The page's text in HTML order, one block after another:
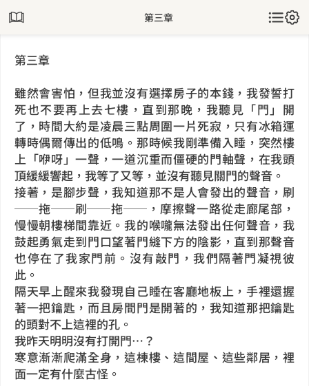
第三章
第三章
雖然會害怕，但我並沒有選擇房子的本錢，我發誓打
死也不要再上去七樓，直到那晚，我聽見「門」開
了，時間大約是凌晨三點周圍一片死寂，只有冰箱運
轉時偶爾傳出的低鳴。那時候我剛準備入睡，突然樓
上「咿呀」一聲，一道沉重而僵硬的門軸聲，在我頭
頂緩緩響起，我等了又等，並沒有聽見關門的聲音。
接著，是腳步聲，我知道那不是人會發出的聲音，刷
──拖──刷──拖──，摩擦聲一路從走廊尾部，
慢慢朝樓梯間靠近。我的喉嚨無法發出任何聲音，我
鼓起勇氣走到門口望著門縫下方的陰影，直到那聲音
也停在了我家門前。沒有敲門，我們隔著門凝視彼
此。
隔天早上醒來我發現自己睡在客廳地板上，手裡還握
著一把鑰匙，而且房間門是開著的，我知道那把鑰匙
的頭對不上這裡的孔。
我昨天明明沒有打開門…？
寒意漸漸爬滿全身，這棟樓、這間屋、這些鄰居，裡
面一定有什麼古怪。